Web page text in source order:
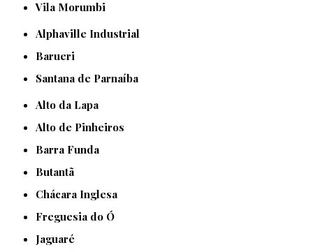
Vila Morumbi
Alphaville Industrial
Barueri
Santana de Parnaíba
Alto da Lapa
Alto de Pinheiros
Barra Funda
Butantã
Chácara Inglesa
Freguesia do Ó
Jaguaré